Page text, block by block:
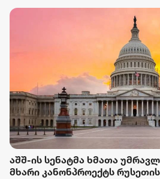
აშშ-ის სენატმა ხმათა
მხარი კანონპროექტს